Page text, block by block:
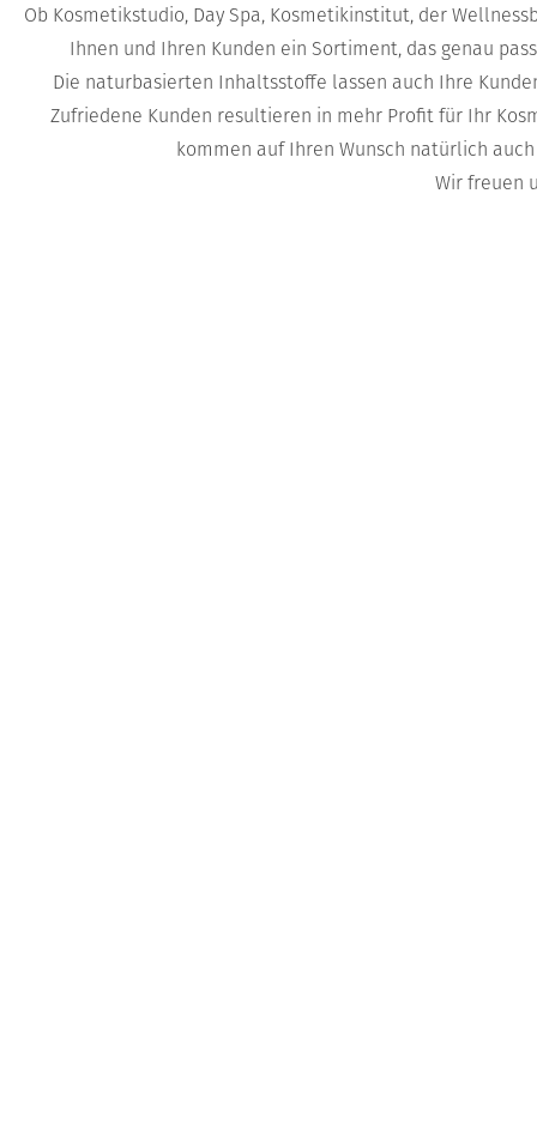
Ob Kosmetikstudio, Day Spa, Kosmetikinstitut, der
Ihnen und Ihren Kunden ein Sortiment, das genau
Die naturbasierten Inhaltsstoffe lassen auch Ihre
Zufriedene Kunden resultieren in mehr Profit für Ihr
kommen auf Ihren Wunsch natürlich
Wir freuen